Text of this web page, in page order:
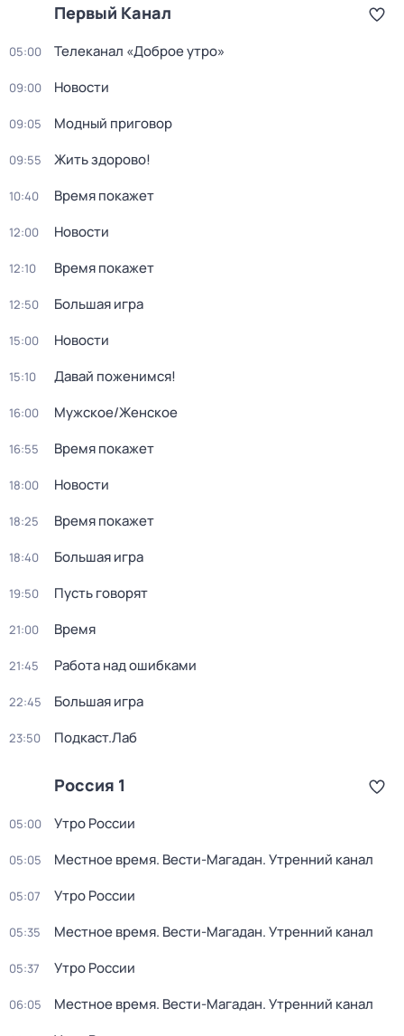
Первый Канал
05:00 Телеканал «Доброе утро»
09:00 Новости
09:05 Модный приговор
09:55 Жить здорово!
10:40 Время покажет
12:00 Новости
12:10 Время покажет
12:50 Большая игра
15:00 Новости
15:10 Давай поженимся!
16:00 Мужское/Женское
16:55 Время покажет
18:00 Новости
18:25 Время покажет
18:40 Большая игра
19:50 Пусть говорят
21:00 Время
21:45 Работа над ошибками
22:45 Большая игра
23:50 Подкаст.Лаб
Россия 1
05:00 Утро России
05:05 Местное время. Вести-Магадан. Утренний канал
05:07 Утро России
05:35 Местное время. Вести-Магадан. Утренний канал
05:37 Утро России
06:05 Местное время. Вести-Магадан. Утренний канал